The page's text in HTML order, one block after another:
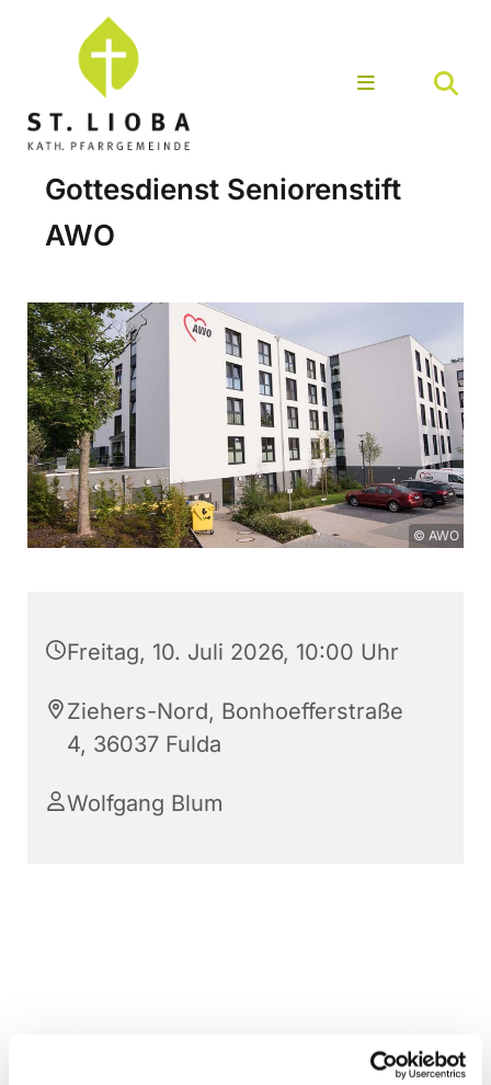
Gottesdienst Seniorenstift
AWO
© AWO
Freitag, 10. Juli 2026, 10:00 Uhr
Ziehers-Nord, Bonhoefferstraße
4, 36037 Fulda
Wolfgang Blum